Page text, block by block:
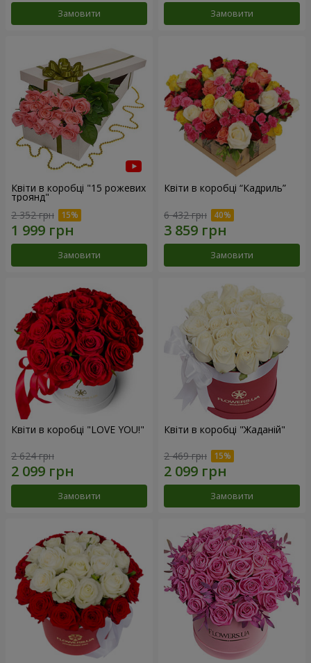
Замовити Замовити
Квіти в коробці "15 рожевих
троянд"
2 352 грн
Замовити
Квіти в коробці “Кадриль”
6 432 грн
Замовити
Квіти в коробці "LOVE YOU!"
2 624 грн
Замовити
Квіти в коробці "Жаданій"
2 469 грн
Замовити